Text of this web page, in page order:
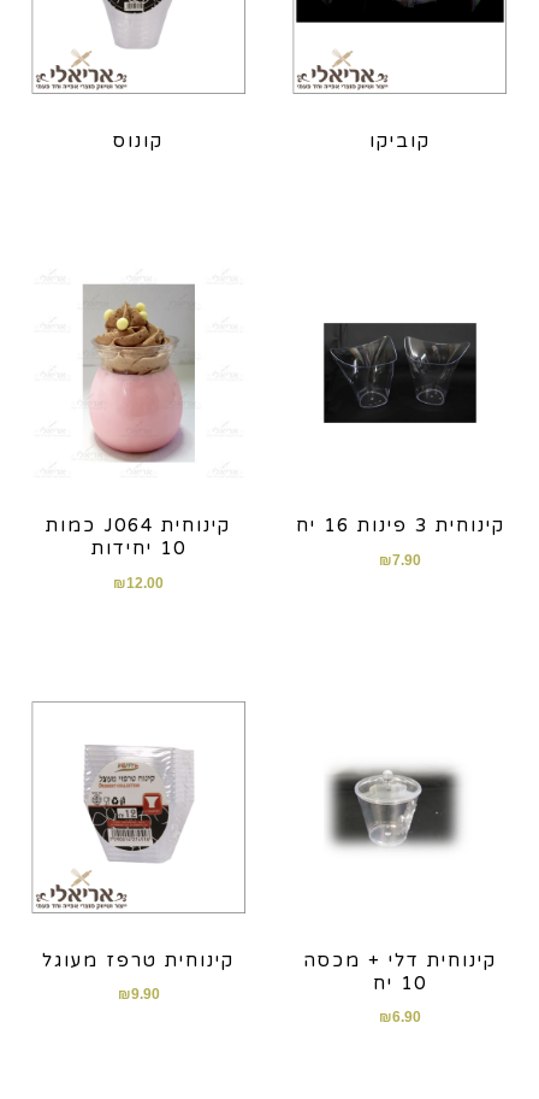
קוביקו קונוס
קינוחית 3 פינות 16 יח
₪7.90
קינוחית J064 כמות
10 יחידות
₪12.00
קינוחית דלי + מכסה
10 יח
₪6.90
קינוחית טרפז מעוגל
₪9.90